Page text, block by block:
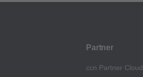
Partner
ccn Partner Cloud